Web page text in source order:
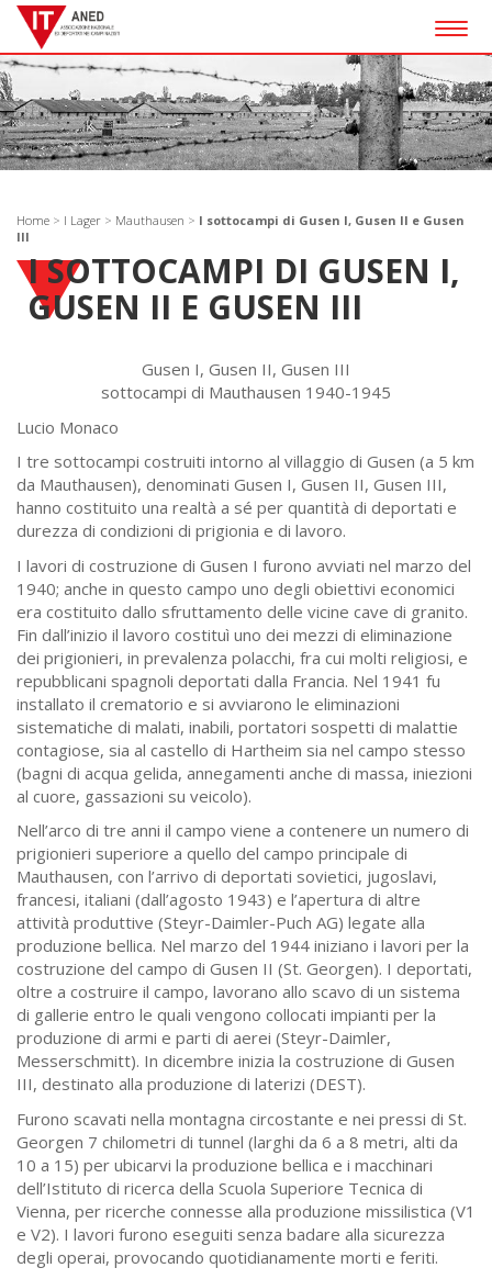
Home > I Lager > Mauthausen > I sottocampi di Gusen I, Gusen II e Gusen
III
I SOTTOCAMPI DI GUSEN I,
GUSEN II E GUSEN III
Gusen I, Gusen II, Gusen III
sottocampi di Mauthausen 1940-1945
Lucio Monaco
I tre sottocampi costruiti intorno al villaggio di Gusen (a 5 km
da Mauthausen), denominati Gusen I, Gusen II, Gusen III,
hanno costituito una realtà a sé per quantità di deportati e
durezza di condizioni di prigionia e di lavoro.
I lavori di costruzione di Gusen I furono avviati nel marzo del
1940; anche in questo campo uno degli obiettivi economici
era costituito dallo sfruttamento delle vicine cave di granito.
Fin dall’inizio il lavoro costituì uno dei mezzi di eliminazione
dei prigionieri, in prevalenza polacchi, fra cui molti religiosi, e
repubblicani spagnoli deportati dalla Francia. Nel 1941 fu
installato il crematorio e si avviarono le eliminazioni
sistematiche di malati, inabili, portatori sospetti di malattie
contagiose, sia al castello di Hartheim sia nel campo stesso
(bagni di acqua gelida, annegamenti anche di massa, iniezioni
al cuore, gassazioni su veicolo).
Nell’arco di tre anni il campo viene a contenere un numero di
prigionieri superiore a quello del campo principale di
Mauthausen, con l’arrivo di deportati sovietici, jugoslavi,
francesi, italiani (dall’agosto 1943) e l’apertura di altre
attività produttive (Steyr-Daimler-Puch AG) legate alla
produzione bellica. Nel marzo del 1944 iniziano i lavori per la
costruzione del campo di Gusen II (St. Georgen). I deportati,
oltre a costruire il campo, lavorano allo scavo di un sistema
di gallerie entro le quali vengono collocati impianti per la
produzione di armi e parti di aerei (Steyr-Daimler,
Messerschmitt). In dicembre inizia la costruzione di Gusen
III, destinato alla produzione di laterizi (DEST).
Furono scavati nella montagna circostante e nei pressi di St.
Georgen 7 chilometri di tunnel (larghi da 6 a 8 metri, alti da
10 a 15) per ubicarvi la produzione bellica e i macchinari
dell’Istituto di ricerca della Scuola Superiore Tecnica di
Vienna, per ricerche connesse alla produzione missilistica (V1
e V2). I lavori furono eseguiti senza badare alla sicurezza
degli operai, provocando quotidianamente morti e feriti.